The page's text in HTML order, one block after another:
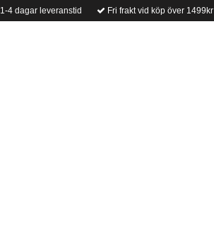
1-4 dagar leveranstid Fri frakt vid köp över 1499kr